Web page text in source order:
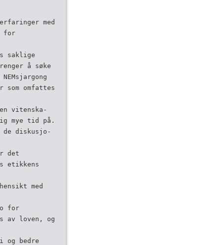
med
for
saklige
å søke
som omfattes
vitenska­
mye tid på.
de diskusjo­
det
etikkens
med
for
av loven, og
og bedre